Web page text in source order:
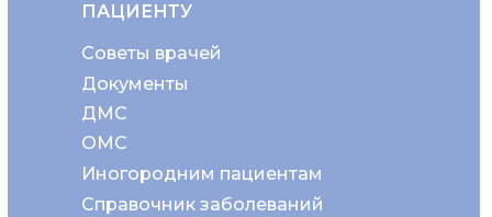
ПАЦИЕНТУ
Советы врачей
ОМС
Документы
ДМС
Иногородним пациентам
Справочник заболеваний